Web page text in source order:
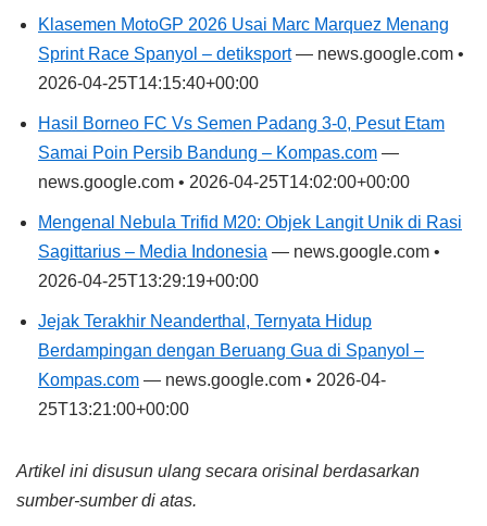
Klasemen MotoGP 2026 Usai Marc Marquez Menang
Sprint Race Spanyol – detiksport— news.google.com •
2026-04-25T14:15:40+00:00
Hasil Borneo FC Vs Semen Padang 3-0, Pesut Etam
Samai Poin Persib Bandung – Kompas.com —
news.google.com • 2026-04-25T14:02:00+00:00
Mengenal Nebula Trifid M20: Objek Langit Unik di Rasi
Sagittarius – Media Indonesia — news.google.com •
2026-04-25T13:29:19+00:00
Jejak Terakhir Neanderthal, Ternyata Hidup
Berdampingan dengan Beruang Gua di Spanyol –
Kompas.com — news.google.com • 2026-04-
25T13:21:00+00:00
Artikel ini disusun ulang secara orisinal berdasarkan
sumber-sumber di atas.